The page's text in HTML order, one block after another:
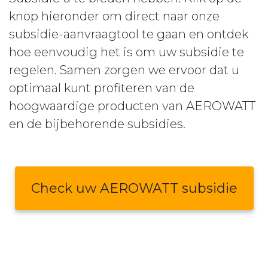
knop hieronder om direct naar onze
subsidie-aanvraagtool te gaan en ontdek
hoe eenvoudig het is om uw subsidie te
regelen. Samen zorgen we ervoor dat u
optimaal kunt profiteren van de
hoogwaardige producten van AEROWATT
en de bijbehorende subsidies.
Check uw AEROWATT subsidie